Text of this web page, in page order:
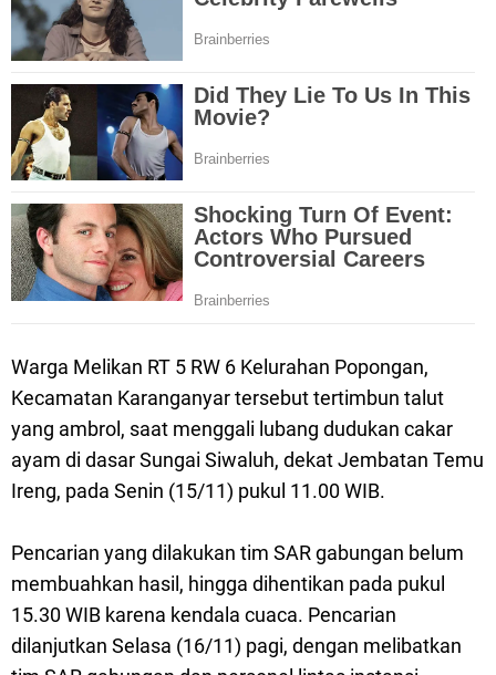
Warga Melikan RT 5 RW 6 Kelurahan Popongan,
Kecamatan Karanganyar tersebut tertimbun talut
yang ambrol, saat menggali lubang dudukan cakar
ayam di dasar Sungai Siwaluh, dekat Jembatan Temu
Ireng, pada Senin (15/11) pukul 11.00 WIB.
Pencarian yang dilakukan tim SAR gabungan belum
membuahkan hasil, hingga dihentikan pada pukul
15.30 WIB karena kendala cuaca. Pencarian
dilanjutkan Selasa (16/11) pagi, dengan melibatkan